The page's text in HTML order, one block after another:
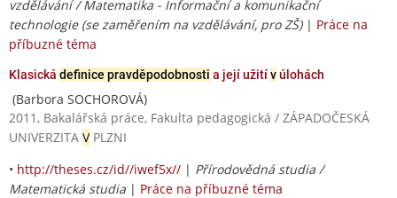
vzdělávání / Matematika - Informační a komunikační
technologie (se zaměřením na vzdělávání, pro ZŠ)| Práce na
příbuzné téma
Klasická definice pravděpodobnosti a její užitívúlohách
(Barbora SOCHOROVÁ)
2011, Bakalářská práce, Fakulta pedagogická / ZÁPADOČESKÁ
UNIVERZITA VPLZNI
• http://theses.cz/id//iwef5x// | Přírodovědná studia /
Matematická studia | Práce na příbuzné téma